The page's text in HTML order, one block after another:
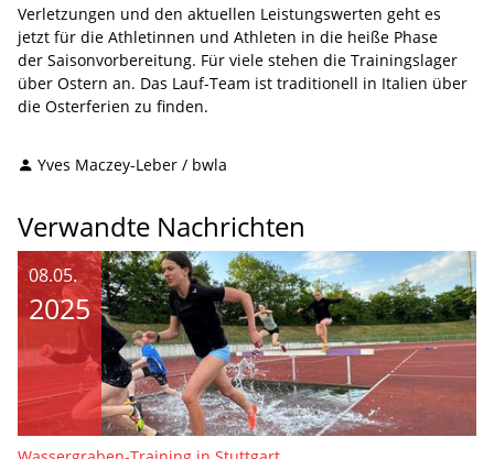
Verletzungen und den aktuellen Leistungswerten geht es
jetzt für die Athletinnen und Athleten in die heiße Phase
der Saisonvorbereitung. Für viele stehen die Trainingslager
über Ostern an. Das Lauf-Team ist traditionell in Italien über
die Osterferien zu finden.
Yves Maczey-Leber / bwla
Verwandte Nachrichten
08.05.
2025